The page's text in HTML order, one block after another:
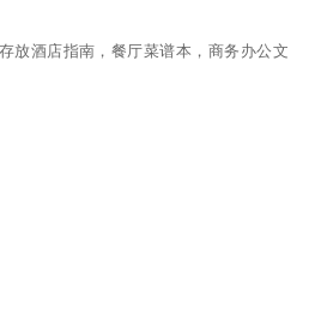
放酒店指南，餐厅菜谱本，商务办公文